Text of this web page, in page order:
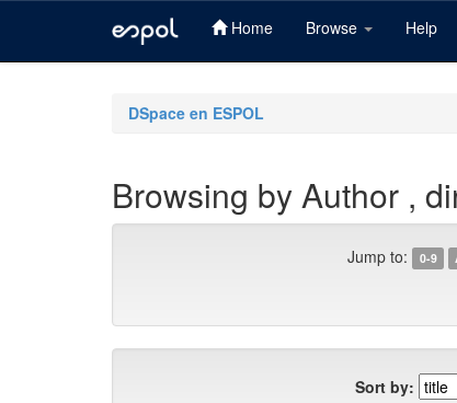
Home Browse Help
DSpace en ESPOL
Browsing by Author ,
Jump to: 0-9
Sort by: